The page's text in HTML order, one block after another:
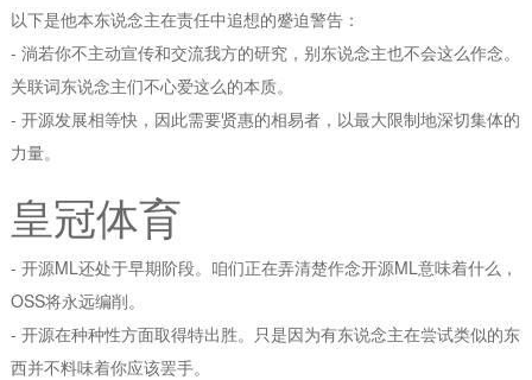
以下是他本东说念主在责任中追想的蹙迫警告：
- 淌若你不主动宣传和交流我方的研究，别东说念主也不会这么作念。
关联词东说念主们不心爱这么的本质。
- 开源发展相等快，因此需要贤惠的相易者，以最大限制地深切集体的
力量。
皇冠体育
- 开源ML还处于早期阶段。咱们正在弄清楚作念开源ML意味着什么，
OSS将永远编削。
- 开源在种种性方面取得特出胜。只是因为有东说念主在尝试类似的东
西并不料味着你应该罢手。